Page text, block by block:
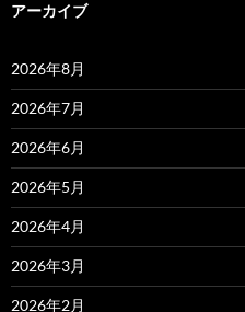
アーカイブ
2026年8月
2026年7月
2026年6月
2026年5月
2026年4月
2026年3月
2026年2月